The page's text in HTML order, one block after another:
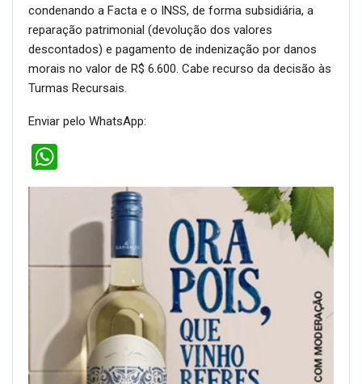
condenando a Facta e o INSS, de forma subsidiária, a
reparação patrimonial (devolução dos valores
descontados) e pagamento de indenização por danos
morais no valor de R$ 6.600. Cabe recurso da decisão às
Turmas Recursais.
Enviar pelo WhatsApp: